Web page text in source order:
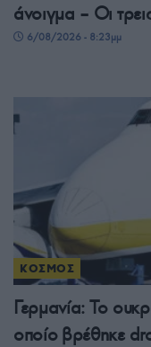
άνοιγμα – Οι
6/08/2026 - 8:23μμ
ΚΟΣΜΟΣ
Γερμανία: Το
οποίο βρέθηκε